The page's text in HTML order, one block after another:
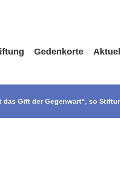
Gedenkorte
das Gift der Gegenwart“, so